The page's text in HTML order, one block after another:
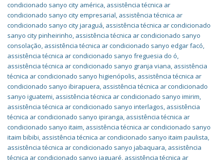
condicionado sanyo city américa, assistência técnica ar
condicionado sanyo city empresarial, assistência técnica ar
condicionado sanyo city jaraguá, assistência técnica ar condicionado
sanyo city pinheirinho, assistência técnica ar condicionado sanyo
consolação, assistência técnica ar condicionado sanyo edgar facó,
assistência técnica ar condicionado sanyo freguesia do ó,
assistência técnica ar condicionado sanyo granja viana, assistência
técnica ar condicionado sanyo higienópolis, assistência técnica ar
condicionado sanyo ibirapuera, assistência técnica ar condicionado
sanyo iguatemi, assistência técnica ar condicionado sanyo imirim,
assistência técnica ar condicionado sanyo interlagos, assistência
técnica ar condicionado sanyo ipiranga, assistência técnica ar
condicionado sanyo itaim, assistência técnica ar condicionado sanyo
itaim bibibi, assistência técnica ar condicionado sanyo itaim paulista,
assistência técnica ar condicionado sanyo jabaquara, assistência
técnica ar condicionado sanyo jaguaré, assistência técnica ar